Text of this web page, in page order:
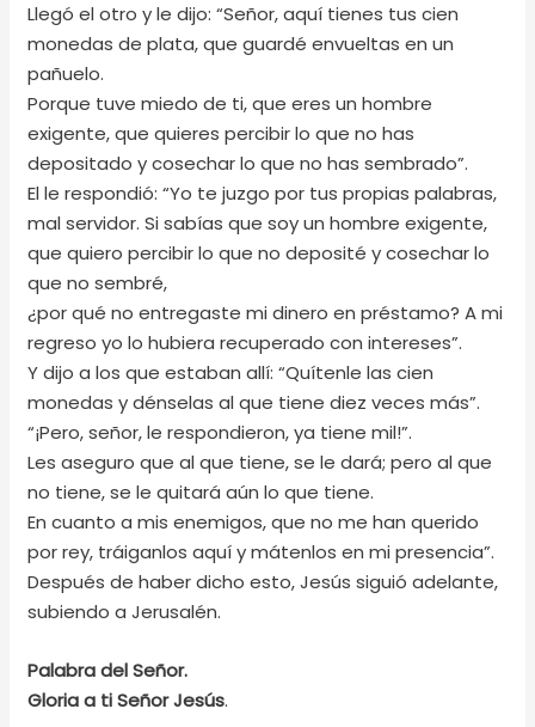
Llegó el otro y le dijo: “Señor, aquí tienes tus cien
monedas de plata, que guardé envueltas en un
pañuelo.
Porque tuve miedo de ti, que eres un hombre
exigente, que quieres percibir lo que no has
depositado y cosechar lo que no has sembrado”.
El le respondió: “Yo te juzgo por tus propias palabras,
mal servidor. Si sabías que soy un hombre exigente,
que quiero percibir lo que no deposité y cosechar lo
que no sembré,
¿por qué no entregaste mi dinero en préstamo? A mi
regreso yo lo hubiera recuperado con intereses”.
Y dijo a los que estaban allí: “Quítenle las cien
monedas y dénselas al que tiene diez veces más”.
“¡Pero, señor, le respondieron, ya tiene mil!”.
Les aseguro que al que tiene, se le dará; pero al que
no tiene, se le quitará aún lo que tiene.
En cuanto a mis enemigos, que no me han querido
por rey, tráiganlos aquí y mátenlos en mi presencia”.
Después de haber dicho esto, Jesús siguió adelante,
subiendo a Jerusalén.
Palabra del Señor.
Gloria a ti Señor Jesús.